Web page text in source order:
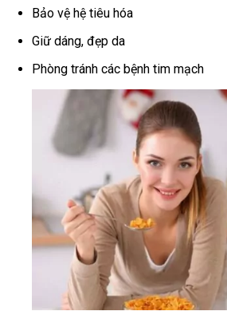
Bảo vệ hệ tiêu hóa
Giữ dáng, đẹp da
Phòng tránh các bệnh tim mạch